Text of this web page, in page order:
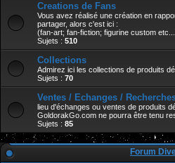
Creations de Fans
Vous avez réalisé une création en
partager, alors c'est ici :
(fan-art; fan-fiction; figurine custom
Sujets : 510
Collections
Admirez ici les collections de produits
Sujets : 70
Ventes / Echanges /
lieu d'échanges ou ventes de produits
GoldorakGo.com ne pourra être tenu
Sujets : 85
Forum